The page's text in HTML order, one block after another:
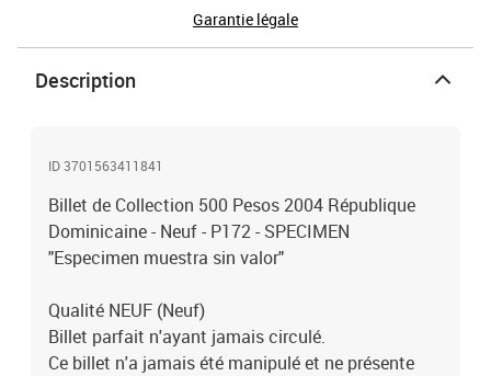
Garantie légale
Description
ID 3701563411841
Billet de Collection 500 Pesos 2004 République
Dominicaine - Neuf - P172 - SPECIMEN
"Especimen muestra sin valor"
Qualité NEUF (Neuf)
Billet parfait n'ayant jamais circulé.
Ce billet n'a jamais été manipulé et ne présente